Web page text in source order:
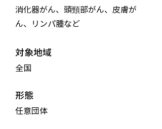
消化器がん、頭頸部がん、皮膚が
ん、リンパ腫など
対象地域
全国
形態
任意団体